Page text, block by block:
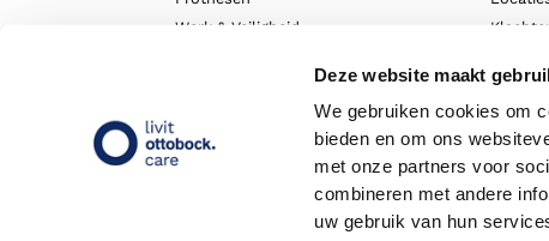
Deze website maakt
We gebruiken cookies om
bieden en om ons
met onze partners voor
combineren met andere
uw gebruik van hun
Werk & Veiligheid